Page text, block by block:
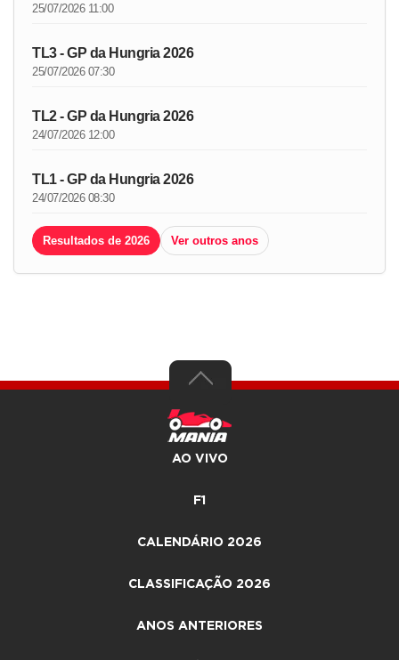
25/07/2026 11:00
TL3 - GP da Hungria 2026
25/07/2026 07:30
TL2 - GP da Hungria 2026
24/07/2026 12:00
TL1 - GP da Hungria 2026
24/07/2026 08:30
Resultados de 2026 Ver outros anos
AO VIVO
F1
CALENDÁRIO 2026
CLASSIFICAÇÃO 2026
ANOS ANTERIORES